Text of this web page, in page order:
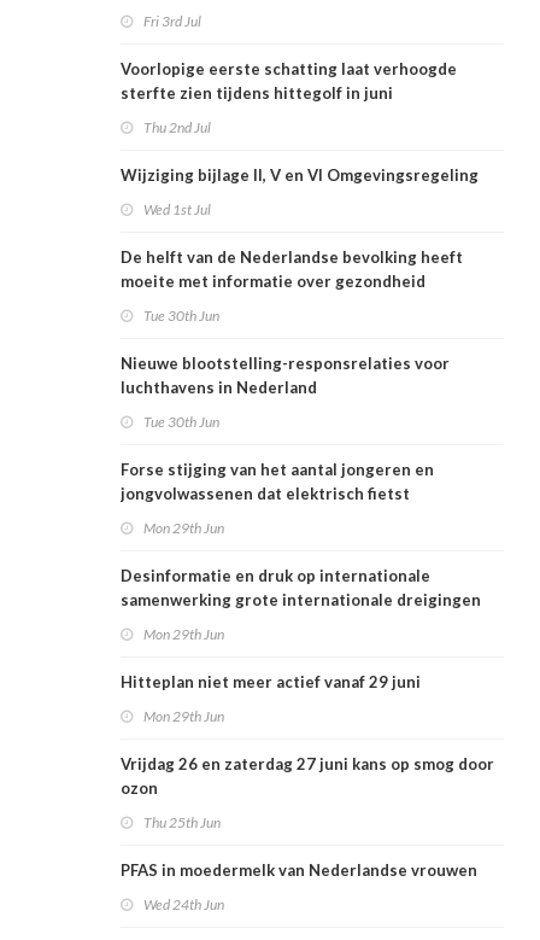
Fri 3rd Jul
Voorlopige eerste schatting laat verhoogde
sterfte zien tijdens hittegolf in juni
Thu 2nd Jul
Wijziging bijlage II, V en VI Omgevingsregeling
Wed 1st Jul
De helft van de Nederlandse bevolking heeft
moeite met informatie over gezondheid
Tue 30th Jun
Nieuwe blootstelling-responsrelaties voor
luchthavens in Nederland
Tue 30th Jun
Forse stijging van het aantal jongeren en
jongvolwassenen dat elektrisch fietst
Mon 29th Jun
Desinformatie en druk op internationale
samenwerking grote internationale dreigingen
Mon 29th Jun
Hitteplan niet meer actief vanaf 29 juni
Mon 29th Jun
Vrijdag 26 en zaterdag 27 juni kans op smog door
ozon
Thu 25th Jun
PFAS in moedermelk van Nederlandse vrouwen
Wed 24th Jun